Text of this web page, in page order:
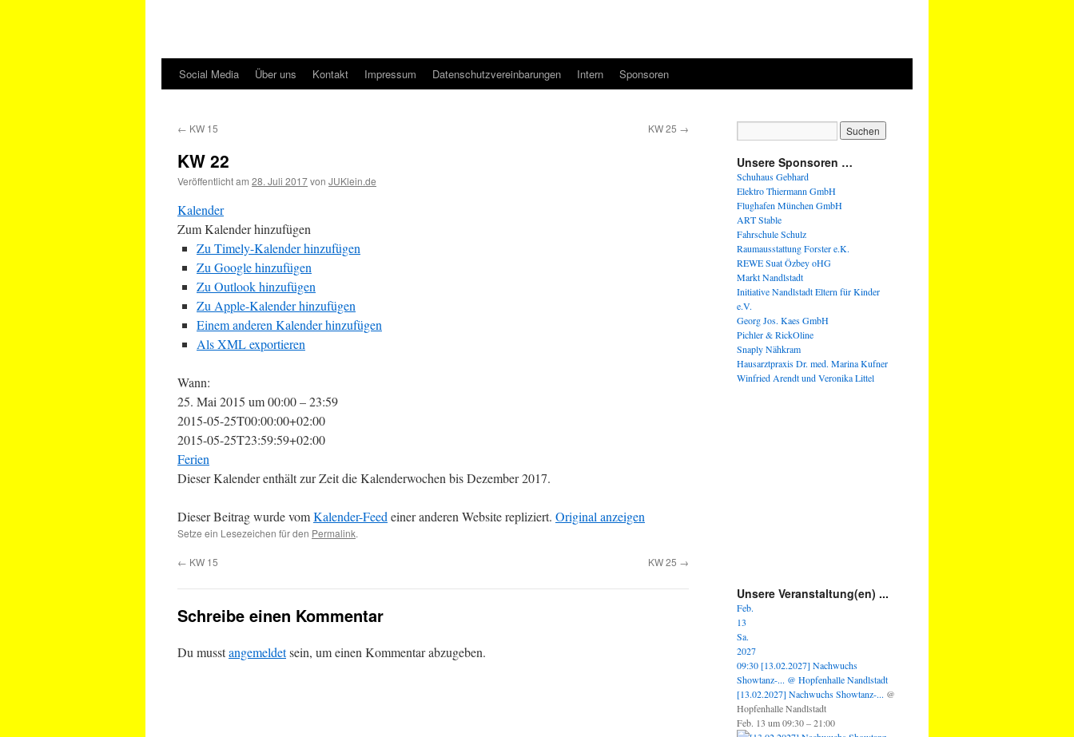
Social Media Über uns Kontakt Impressum Datenschutzvereinbarungen Intern Sponsoren
← KW 15 KW 25 →
KW 22
Veröffentlicht am 28. Juli 2017von JUKlein.de
Kalender
Zum Kalender hinzufügen
Zu Timely-Kalender hinzufügen
Zu Google hinzufügen
Zu Outlook hinzufügen
Zu Apple-Kalender hinzufügen
Einem anderen Kalender hinzufügen
Als XML exportieren
Wann:
25. Mai 2015 um 00:00 – 23:59
2015-05-25T00:00:00+02:00
2015-05-25T23:59:59+02:00
Ferien
Dieser Kalender enthält zur Zeit die Kalenderwochen bis Dezember 2017.
Dieser Beitrag wurde vomKalender-Feed einer anderen Website repliziert. Original anzeigen
Setze ein Lesezeichen für den Permalink.
← KW 15 KW 25 →
Schreibe einen Kommentar
Du musstangemeldetsein, um einen Kommentar abzugeben.
Unsere Sponsoren …
Schuhaus Gebhard
Elektro Thiermann GmbH
Flughafen München GmbH
ART Stable
Fahrschule Schulz
Raumausstattung Forster e.K.
REWE Suat Özbey oHG
Markt Nandlstadt
Initiative Nandlstadt Eltern für Kinder
e.V.
Georg Jos. Kaes GmbH
Pichler & RickOline
Snaply Nähkram
Hausarztpraxis Dr. med. Marina Kufner
Winfried Arendt und Veronika Littel
Unsere Veranstaltung(en) ...
Feb.
13
Sa.
2027
09:30 [13.02.2027] Nachwuchs
Showtanz-... @ Hopfenhalle Nandlstadt
[13.02.2027] Nachwuchs Showtanz-... @
Hopfenhalle Nandlstadt
Feb. 13 um 09:30 – 21:00